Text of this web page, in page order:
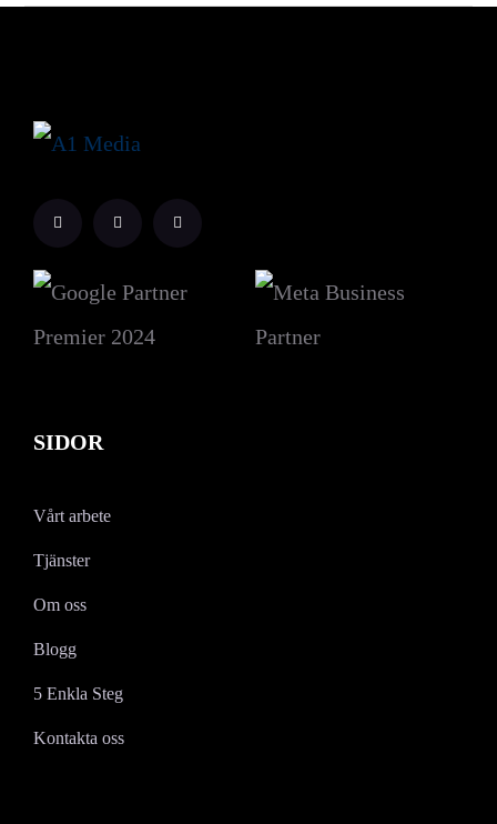
SIDOR
Vårt arbete
Tjänster
Om oss
Blogg
5 Enkla Steg
Kontakta oss